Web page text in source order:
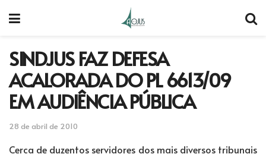
SINDJUS FAZ DEFESA
ACALORADA DO PL 6613/09
EM AUDIÊNCIA PÚBLICA
28 de abril de 2010
Cerca de duzentos servidores dos mais diversos tribunais